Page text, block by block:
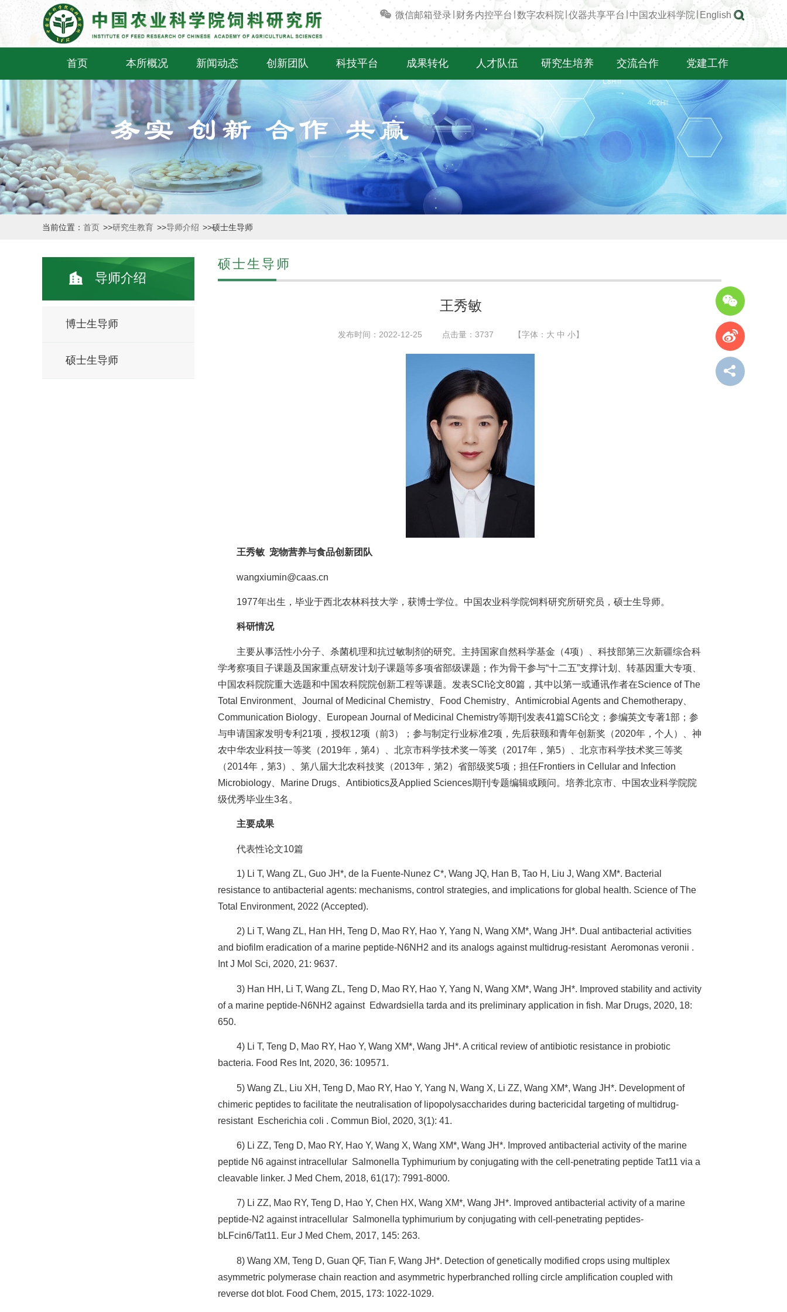
微信邮箱登录 ∣财务内控平台 ∣ 数字农科院 ∣仪器共享平台 ∣中国农业科学院 English
首页 本所概况 新闻动态 创新团队 科技平台 成果转化 人才队伍 研究生培养 交流合作 党建工作
当前位置： 首页 >>研究生教育 >>导师介绍 >>硕士生导师
导师介绍
博士生导师
硕士生导师
硕士生导师
王秀敏
发布时间：2022-12-25 点击量： 3737 【字体： 大 中 小】
王秀敏 宠物营养与食品创新团队
wangxiumin@caas.cn
1977年出生，毕业于西北农林科技大学，获博士学位。中国农业科学院饲料研究所研究员，硕士生导师。
科研情况
主要从事活性小分子、杀菌机理和抗过敏制剂的研究。主持国家自然科学基金（4项）、科技部第三次新疆综合科
学考察项目子课题及国家重点研发计划子课题等多项省部级课题；作为骨干参与“十二五”支撑计划、转基因重大专项、
中国农科院院重大选题和中国农科院院创新工程等课题。发表SCI论文80篇，其中以第一或通讯作者在Science of The
Total Environment、Journal of Medicinal Chemistry、Food Chemistry、Antimicrobial Agents and Chemotherapy、
Communication Biology、European Journal of Medicinal Chemistry等期刊发表41篇SCI论文；参编英文专著1部；参
与申请国家发明专利21项，授权12项（前3）；参与制定行业标准2项，先后获颐和青年创新奖（2020年，个人）、神
农中华农业科技一等奖（2019年，第4）、北京市科学技术奖一等奖（2017年，第5）、北京市科学技术奖三等奖
（2014年，第3）、第八届大北农科技奖（2013年，第2）省部级奖5项；担任Frontiers in Cellular and Infection
Microbiology、Marine Drugs、Antibiotics及Applied Sciences期刊专题编辑或顾问。培养北京市、中国农业科学院院
级优秀毕业生3名。
主要成果
代表性论文10篇
1) Li T, Wang ZL, Guo JH*, de la Fuente-Nunez C*, Wang JQ, Han B, Tao H, Liu J, Wang XM*. Bacterial
resistance to antibacterial agents: mechanisms, control strategies, and implications for global health. Science of The
Total Environment, 2022 (Accepted).
2) Li T, Wang ZL, Han HH, Teng D, Mao RY, Hao Y, Yang N, Wang XM*, Wang JH*. Dual antibacterial activities
and biofilm eradication of a marine peptide-N6NH2 and its analogs against multidrug-resistant Aeromonas veronii .
Int J Mol Sci, 2020, 21: 9637.
3) Han HH, Li T, Wang ZL, Teng D, Mao RY, Hao Y, Yang N, Wang XM*, Wang JH*. Improved stability and activity
of a marine peptide-N6NH2 against Edwardsiella tarda and its preliminary application in fish. Mar Drugs, 2020, 18:
650.
4) Li T, Teng D, Mao RY, Hao Y, Wang XM*, Wang JH*. A critical review of antibiotic resistance in probiotic
bacteria. Food Res Int, 2020, 36: 109571.
5) Wang ZL, Liu XH, Teng D, Mao RY, Hao Y, Yang N, Wang X, Li ZZ, Wang XM*, Wang JH*. Development of
chimeric peptides to facilitate the neutralisation of lipopolysaccharides during bactericidal targeting of multidrug-
resistant Escherichia coli . Commun Biol, 2020, 3(1): 41.
6) Li ZZ, Teng D, Mao RY, Hao Y, Wang X, Wang XM*, Wang JH*. Improved antibacterial activity of the marine
peptide N6 against intracellular Salmonella Typhimurium by conjugating with the cell-penetrating peptide Tat11 via a
cleavable linker. J Med Chem, 2018, 61(17): 7991-8000.
7) Li ZZ, Mao RY, Teng D, Hao Y, Chen HX, Wang XM*, Wang JH*. Improved antibacterial activity of a marine
peptide-N2 against intracellular Salmonella typhimurium by conjugating with cell-penetrating peptides-
bLFcin6/Tat11. Eur J Med Chem, 2017, 145: 263.
8) Wang XM, Teng D, Guan QF, Tian F, Wang JH*. Detection of genetically modified crops using multiplex
asymmetric polymerase chain reaction and asymmetric hyperbranched rolling circle ampliﬁcation coupled with
reverse dot blot. Food Chem, 2015, 173: 1022-1029.